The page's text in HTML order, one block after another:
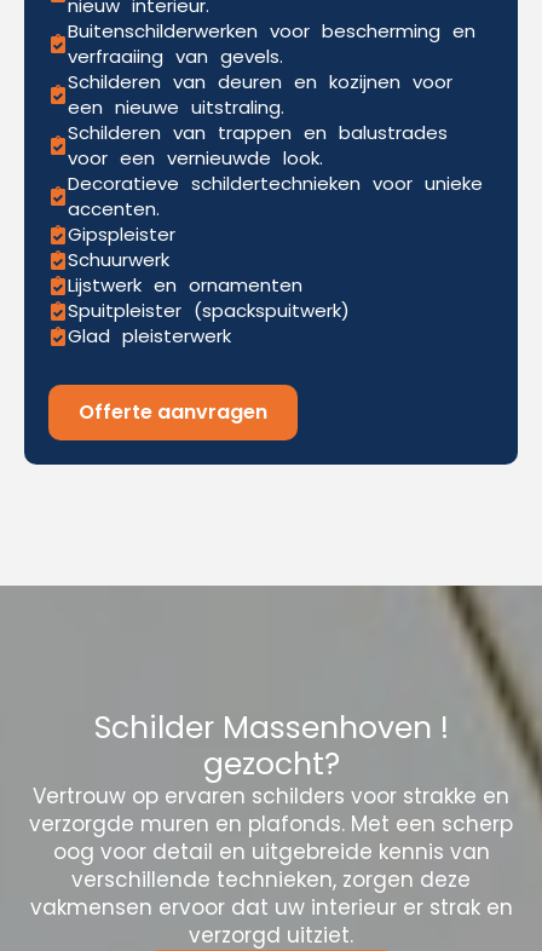
nieuw interieur.
Buitenschilderwerken voor bescherming en
verfraaiing van gevels.
Schilderen van deuren en kozijnen voor
een nieuwe uitstraling.
Schilderen van trappen en balustrades
voor een vernieuwde look.
Decoratieve schildertechnieken voor unieke
accenten.
Gipspleister
Schuurwerk
Lijstwerk en ornamenten
Spuitpleister (spackspuitwerk)
Glad pleisterwerk
Offerte aanvragen
Schilder Massenhoven !
gezocht?
Vertrouw op ervaren schilders voor strakke en
verzorgde muren en plafonds. Met een scherp
oog voor detail en uitgebreide kennis van
verschillende technieken, zorgen deze
vakmensen ervoor dat uw interieur er strak en
verzorgd uitziet.